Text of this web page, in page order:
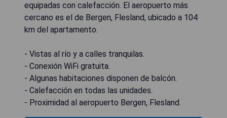
equipadas con calefacción. El aeropuerto más
cercano es el de Bergen, Flesland, ubicado a 104
km del apartamento.
- Vistas al río y a calles tranquilas.
- Conexión WiFi gratuita.
- Algunas habitaciones disponen de balcón.
- Calefacción en todas las unidades.
- Proximidad al aeropuerto Bergen, Flesland.